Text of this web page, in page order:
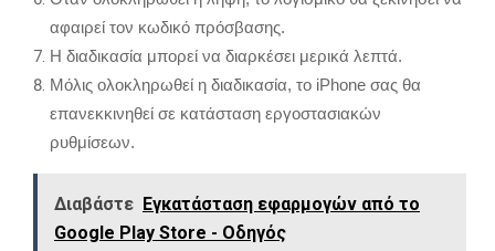
αφαιρεί τον κωδικό πρόσβασης.
Η διαδικασία μπορεί να διαρκέσει μερικά λεπτά.
Μόλις ολοκληρωθεί η διαδικασία, το iPhone σας θα
επανεκκινηθεί σε κατάσταση εργοστασιακών
ρυθμίσεων.
Διαβάστε Εγκατάσταση εφαρμογών από το
Google Play Store - Οδηγός